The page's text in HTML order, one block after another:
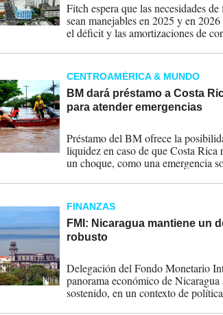
Fitch espera que las necesidades
sean manejables en 2025 y en
el déficit y las amortizaciones de
CENTROAMÉRICA & MUNDO
BM dará préstamo a Costa
para atender emergencias
Préstamo del BM ofrece la
liquidez en caso de que Costa Rica
un choque, como una emergencia
FINANZAS
FMI: Nicaragua mantiene un
robusto
Delegación del Fondo Monetario
panorama económico de
sostenido, en un contexto de